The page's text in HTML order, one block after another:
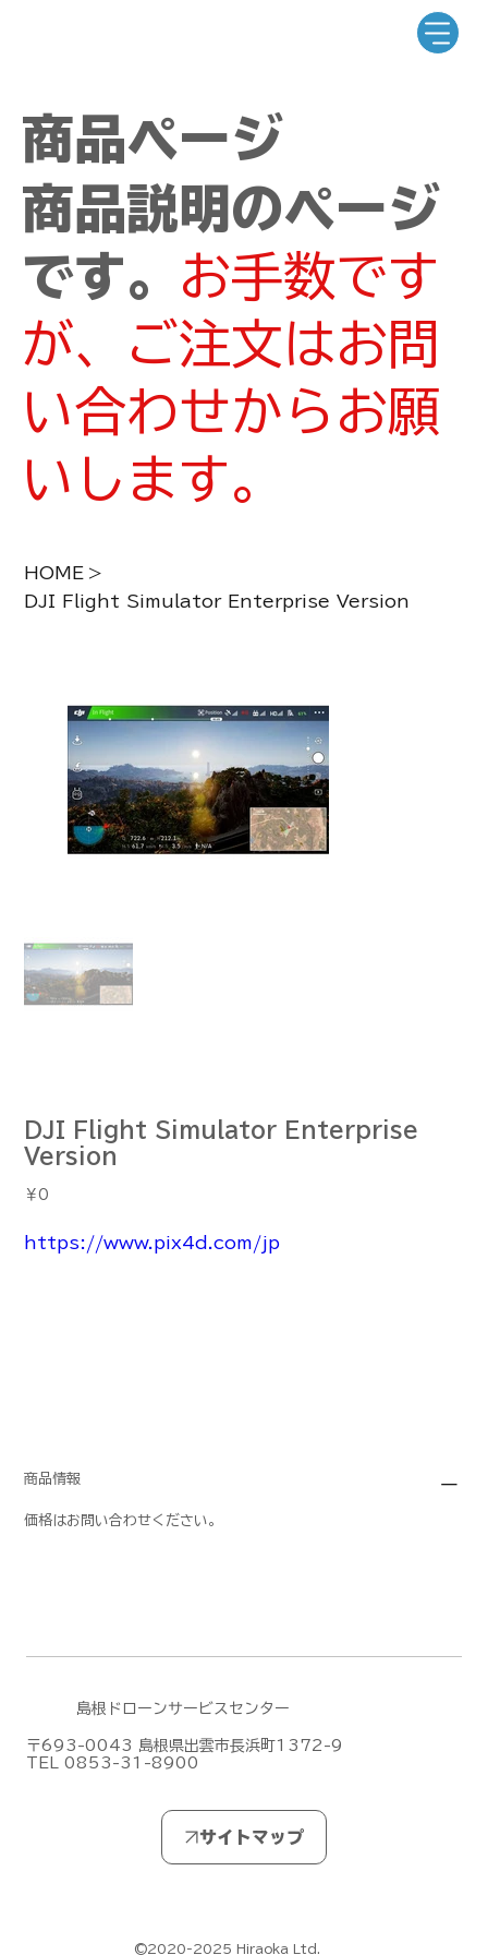
商品ページ
商品説明のページ
です。 お手数です
が、ご注文はお問
い合わせからお願
いします。
HOME >
DJI Flight Simulator Enterprise Version
DJI Flight Simulator Enterprise
Version
価
格
￥0
https://www.pix4d.com/jp
商品情報
価格はお問い合わせください。
©2020-2025 Hiraoka Ltd.
島根ドローンサービスセンター
〒693-0043 島根県出雲市長浜町1372-9
TEL 0853-31-8900